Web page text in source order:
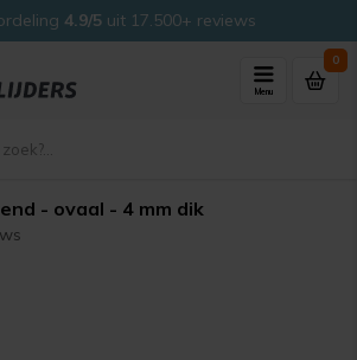
4.9/5 uit 17.500+ reviews
Menu
0
- ovaal - 4 mm dik